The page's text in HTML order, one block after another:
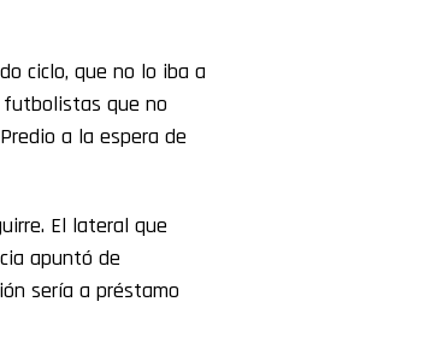
ciclo, que no lo iba a
que no
Predio a la espera de
El lateral que
apuntó de
sería a préstamo